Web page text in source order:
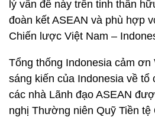
lý vấn đề này trên tinh thần
đoàn kết ASEAN và phù hợp
Chiến lược Việt Nam –
Tổng thống Indonesia cảm ơn
sáng kiến của Indonesia về
các nhà Lãnh đạo ASEAN
nghị Thường niên Quỹ Tiền tệ